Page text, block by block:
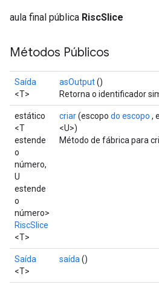
aula final pública RiscSlice
Métodos Públicos
Saída
<T>
asOutput()
Retorna o identificador
estático
<T
estende
o
número,
U
estende
o
número>
RiscSlice
<T>
criar(escopo do escopo ,
<U>)
Método de fábrica para
Saída
<T>
saída ()